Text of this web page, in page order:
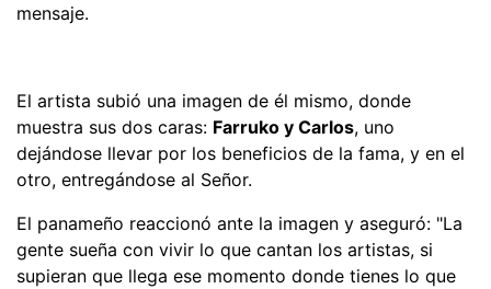
mensaje.
El artista subió una imagen de él mismo, donde
muestra sus dos caras: Farruko y Carlos, uno
dejándose llevar por los beneficios de la fama, y en el
otro, entregándose al Señor.
El panameño reaccionó ante la imagen y aseguró: "La
gente sueña con vivir lo que cantan los artistas, si
supieran que llega ese momento donde tienes lo que